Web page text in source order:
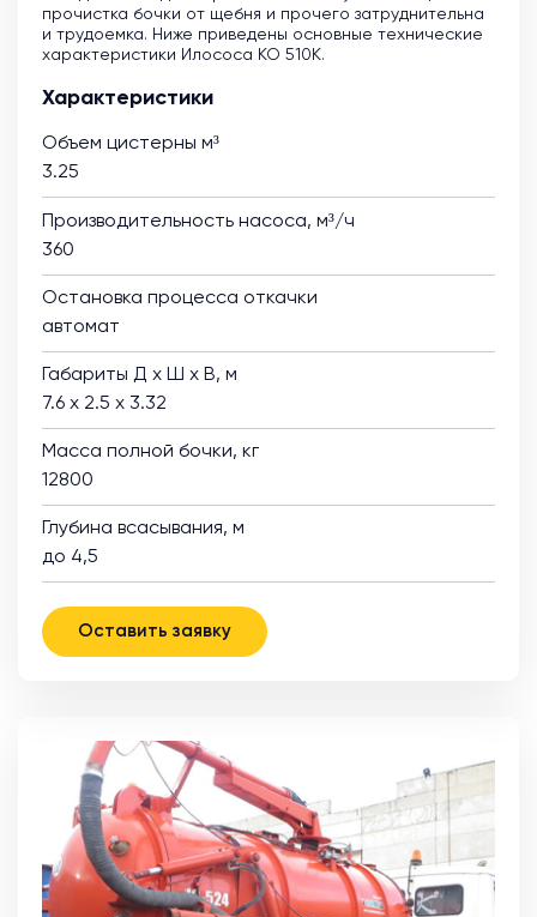
прочистка бочки от щебня и прочего затруднительна
и трудоемка. Ниже приведены основные технические
характеристики Илососа КО 510К.
Характеристики
Объем цистерны м³
3.25
Производительность насоса, м³/ч
360
Остановка процесса откачки
автомат
Габариты Д х Ш х В, м
7.6 х 2.5 х 3.32
Масса полной бочки, кг
12800
Глубина всасывания, м
до 4,5
Оставить заявку